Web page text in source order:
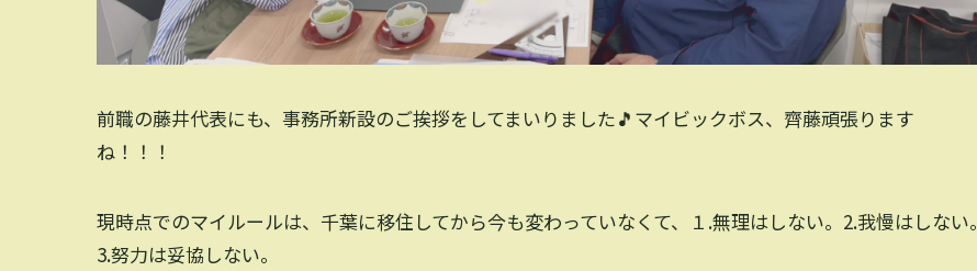
前職の藤井代表にも、事務所新設のご挨拶をしてまいりました🎵マイビックボス、齊藤頑張ります
ね！！！
現時点でのマイルールは、千葉に移住してから今も変わっていなくて、１.無理はしない。2.我慢はしない。
3.努力は妥協しない。